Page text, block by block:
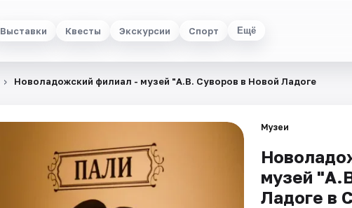
Выставки Квесты Экскурсии Спорт Ещё
Новоладожский филиал - музей "А.В. Суворов в Новой Ладоге
Музеи
музей
Ладоге в